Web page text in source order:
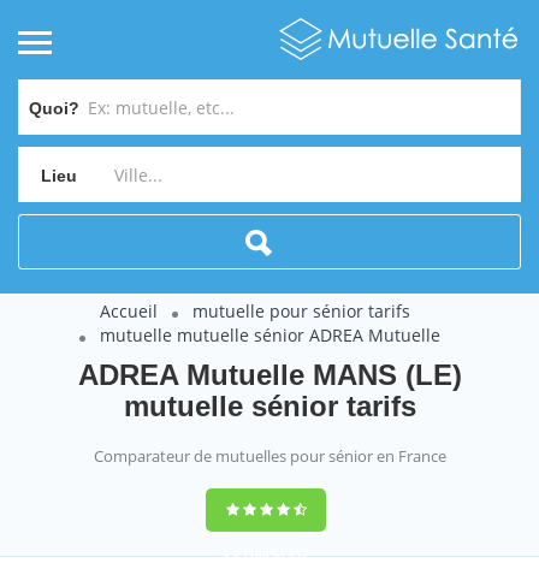
Quoi?
Lieu
Accueil
mutuelle pour sénior tarifs
mutuelle mutuelle sénior ADREA Mutuelle
ADREA Mutuelle MANS (LE)
mutuelle sénior tarifs
Comparateur de mutuelles pour sénior en France
9,2(100%)452